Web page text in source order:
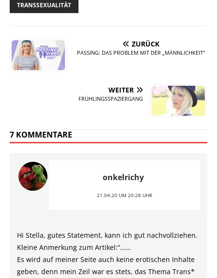
TRANSSEXUALITÄT
ZURÜCK
PASSING: DAS PROBLEM MIT DER „MÄNNLICHKEIT“
WEITER
FRÜHLINGSSPAZIERGANG
7 KOMMENTARE
onkelrichy
21.04.20 UM 20:28 UHR
Hi Stella, gutes Statement, kann ich gut nachvollziehen.
Kleine Anmerkung zum Artikel:“……
Es wird auf meiner Seite auch keine erotischen Inhalte
geben, denn mein Zeil war es stets, das Thema Trans*